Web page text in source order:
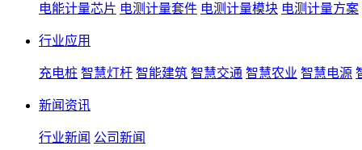
电能计量芯片 电测计量套件 电测计量模块 电测计量方案
行业应用
充电桩 智慧灯杆 智能建筑 智慧交通 智慧农业 智慧电源
新闻资讯
行业新闻 公司新闻